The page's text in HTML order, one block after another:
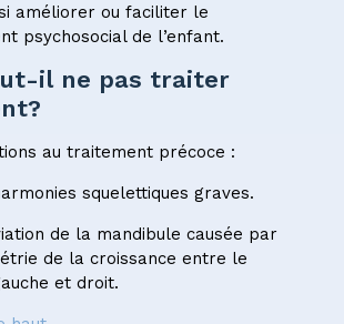
améliorer ou faciliter le
psychosocial de l’enfant.
il ne pas traiter
au traitement précoce :
squelettiques graves.
de la mandibule causée par
de la croissance entre le
et droit.